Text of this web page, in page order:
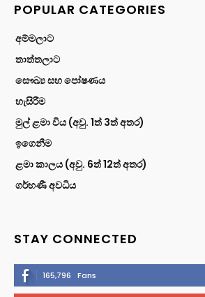
POPULAR CATEGORIES
අම්මලාට
තාත්තලාට
සෞඛ්‍ය සහ පෝෂණය
හැසිරීම
මුල් ළමා විය (අවු. 1ත් 3ත් අතර)
ඉගෙනීම
ළමා කාලය (අවු. 6ත් 12ත් අතර)
ගර්භණී අවධිය
STAY CONNECTED
165,796 Fans